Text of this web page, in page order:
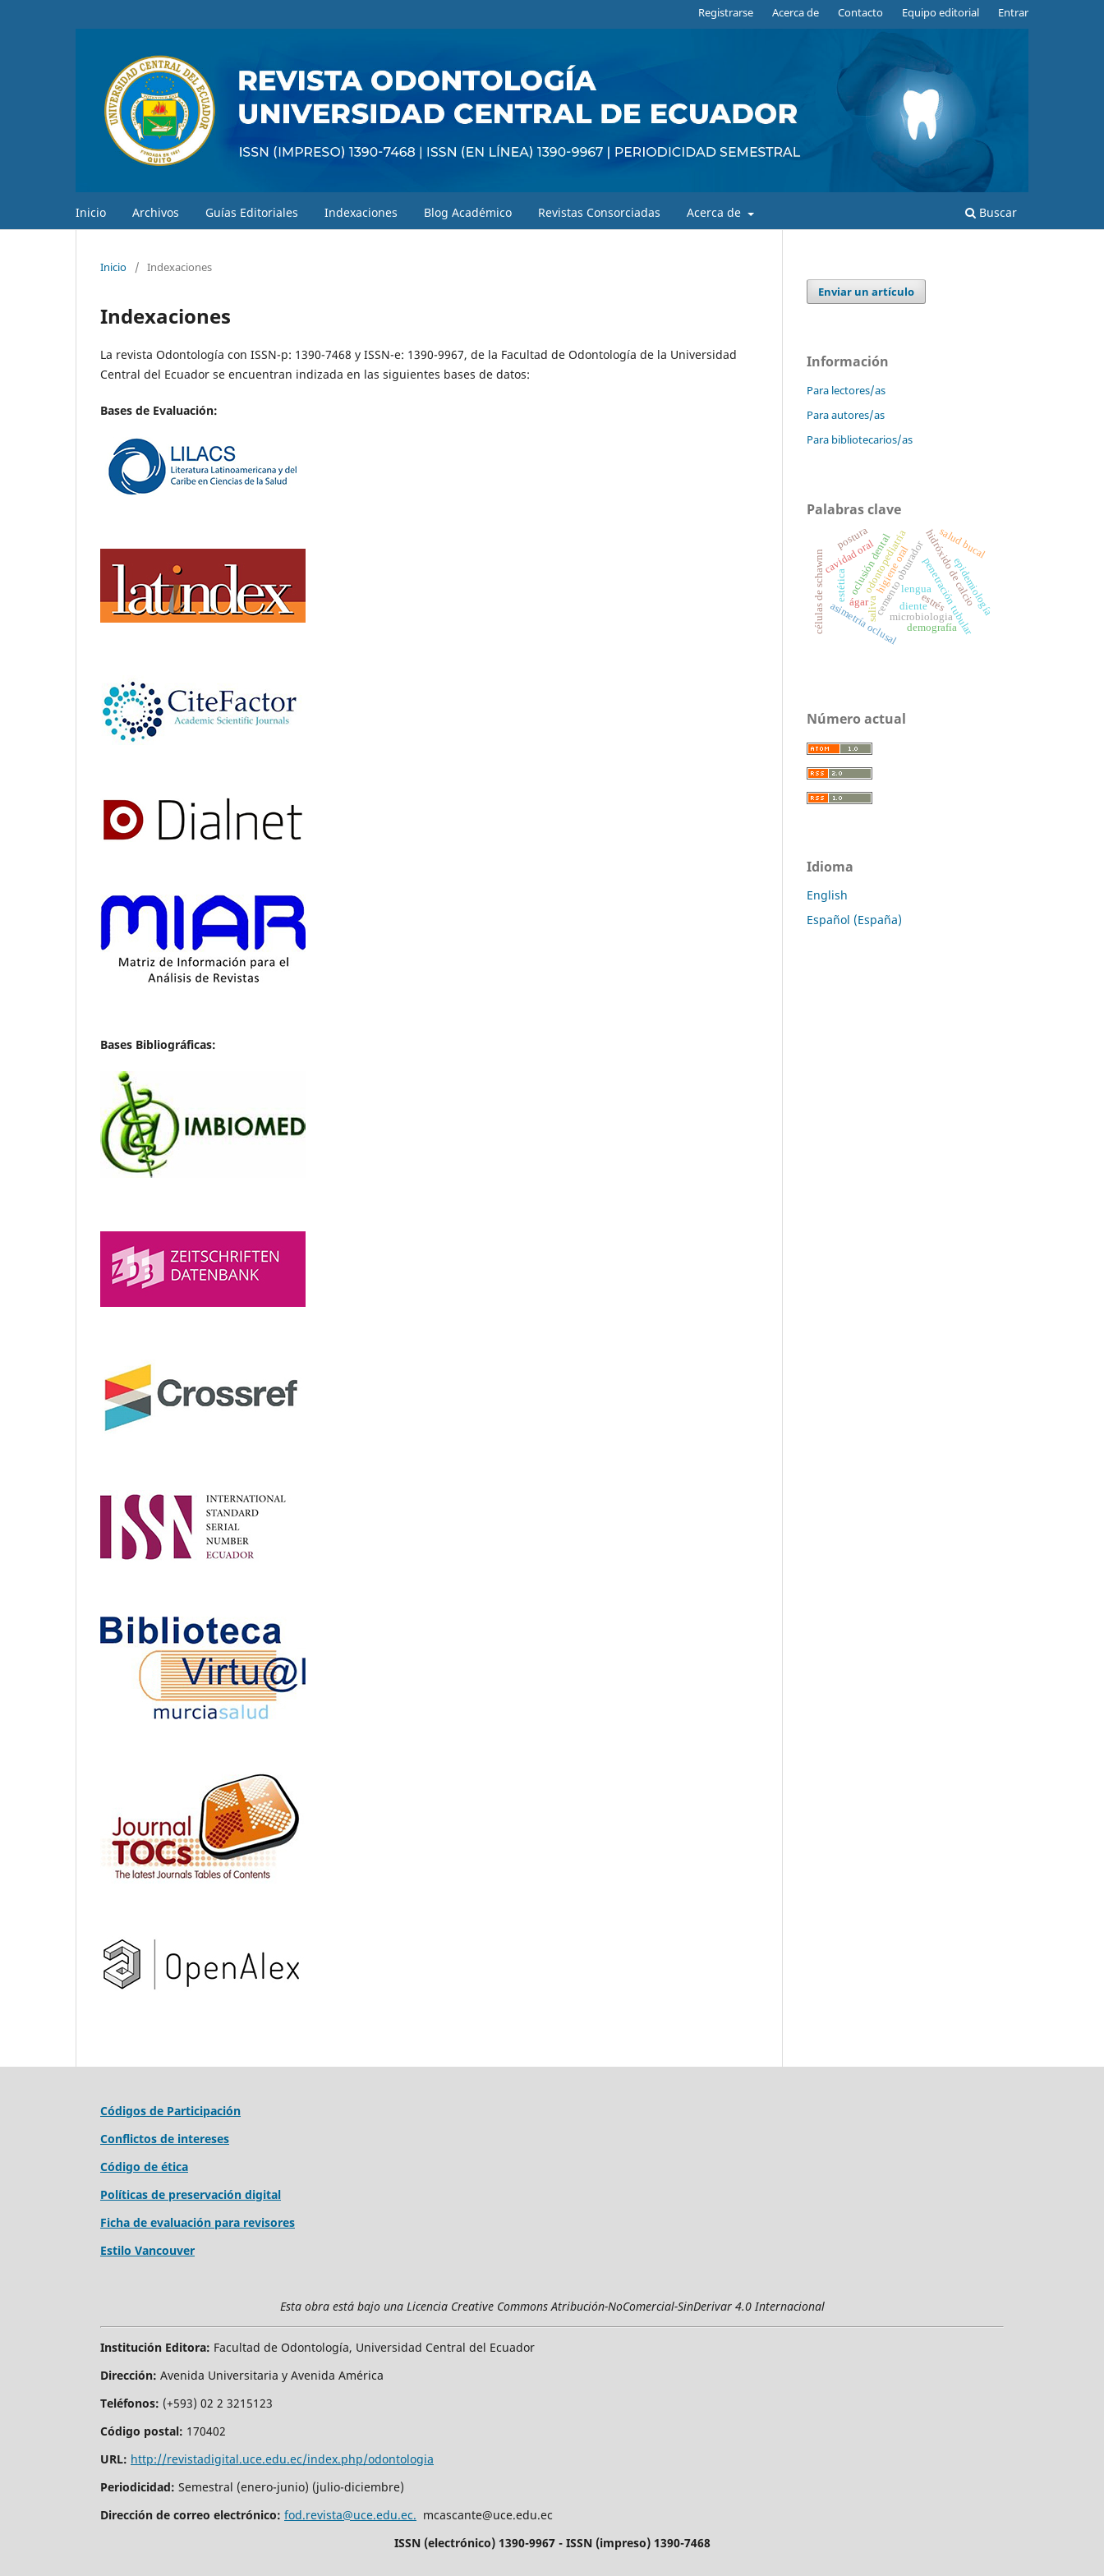
Inicio Archivos Guías Editoriales Indexaciones Blog Académico Revistas Consorciadas Acerca de Buscar
Registrarse Acerca de Contacto Equipo editorial Entrar
Inicio / Indexaciones
Indexaciones
La revista Odontología con ISSN-p: 1390-7468 y ISSN-e: 1390-9967, de la Facultad de Odontología de la Universidad
Central del Ecuador se encuentran indizada en las siguientes bases de datos:
Bases de Evaluación:
Bases Bibliográficas:
Enviar un artículo
Información
Para lectores/as
Para autores/as
Para bibliotecarios/as
Palabras clave
microbiologia
saliva
ágar
odontopediatria hidróxido de calcio
cemento obturadorpenetración tubular
oclusión dental
asimetría oclusal
epidemiología
cavidad oral
lengua
células de schawnn estrés
higiene oral
salud bucal
demografía
estética
postura
diente
Número actual
Idioma
English
Español (España)
Códigos de Participación
Conflictos de intereses
Código de ética
Políticas de preservación digital
Ficha de evaluación para revisores
Estilo Vancouver
Esta obra está bajo una Licencia Creative Commons Atribución-NoComercial-SinDerivar 4.0 Internacional
Institución Editora: Facultad de Odontología, Universidad Central del Ecuador
Dirección: Avenida Universitaria y Avenida América
Teléfonos: (+593) 02 2 3215123
Código postal: 170402
URL: http://revistadigital.uce.edu.ec/index.php/odontologia
Periodicidad: Semestral (enero-junio) (julio-diciembre)
Dirección de correo electrónico: fod.revista@uce.edu.ec. mcascante@uce.edu.ec
ISSN (electrónico) 1390-9967 - ISSN (impreso) 1390-7468